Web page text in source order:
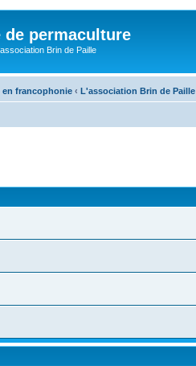
de permaculture
Brin de Paille
francophonie ‹ L'association Brin de Paille